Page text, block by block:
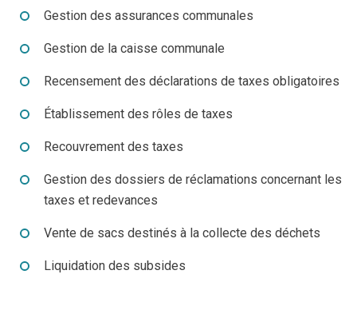
Touriste
Grands chantiers
Chantiers en cours
Gestion des assurances communales
Gestion de la caisse communale
Recensement des déclarations de taxes obligatoires
Établissement des rôles de taxes
Recouvrement des taxes
Gestion des dossiers de réclamations concernant les
taxes et redevances
Vente de sacs destinés à la collecte des déchets
Liquidation des subsides